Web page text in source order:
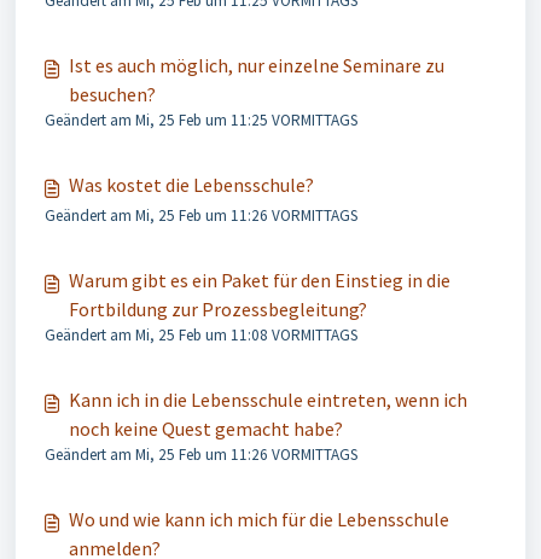
Ist es auch möglich, nur einzelne Seminare zu
besuchen?
Geändert am Mi, 25 Feb um 11:25 VORMITTAGS
Was kostet die Lebensschule?
Geändert am Mi, 25 Feb um 11:26 VORMITTAGS
Warum gibt es ein Paket für den Einstieg in die
Fortbildung zur Prozessbegleitung?
Geändert am Mi, 25 Feb um 11:08 VORMITTAGS
Kann ich in die Lebensschule eintreten, wenn ich
noch keine Quest gemacht habe?
Geändert am Mi, 25 Feb um 11:26 VORMITTAGS
Wo und wie kann ich mich für die Lebensschule
anmelden?